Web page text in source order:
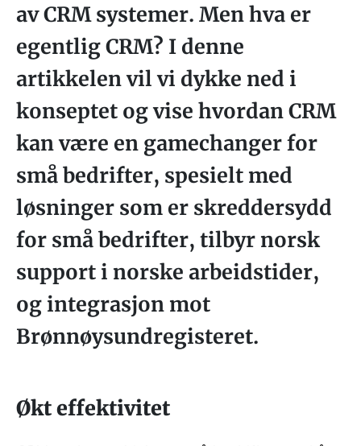
av CRM systemer. Men hva er
egentlig CRM? I denne
artikkelen vil vi dykke ned i
konseptet og vise hvordan CRM
kan være en gamechanger for
små bedrifter, spesielt med
løsninger som er skreddersydd
for små bedrifter, tilbyr norsk
support i norske arbeidstider,
og integrasjon mot
Brønnøysundregisteret.
Økt effektivitet